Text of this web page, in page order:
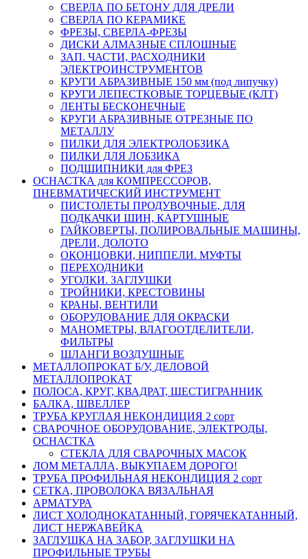
СВЕРЛА ПО БЕТОНУ ДЛЯ ДРЕЛИ
СВЕРЛА ПО КЕРАМИКЕ
ФРЕЗЫ, СВЕРЛА-ФРЕЗЫ
ДИСКИ АЛМАЗНЫЕ СПЛОШНЫЕ
ЗАП. ЧАСТИ, РАСХОДНИКИ
ЭЛЕКТРОИНСТРУМЕНТОВ
КРУГИ АБРАЗИВНЫЕ 150 мм (под липучку)
КРУГИ ЛЕПЕСТКОВЫЕ ТОРЦЕВЫЕ (КЛТ)
ЛЕНТЫ БЕСКОНЕЧНЫЕ
КРУГИ АБРАЗИВНЫЕ ОТРЕЗНЫЕ ПО
МЕТАЛЛУ
ПИЛКИ ДЛЯ ЭЛЕКТРОЛОБЗИКА
ПИЛКИ ДЛЯ ЛОБЗИКА
ПОДШИПНИКИ для ФРЕЗ
ОСНАСТКА для КОМПРЕССОРОВ,
ПНЕВМАТИЧЕСКИЙ ИНСТРУМЕНТ
ПИСТОЛЕТЫ ПРОДУВОЧНЫЕ, ДЛЯ
ПОДКАЧКИ ШИН, КАРТУШНЫЕ
ГАЙКОВЕРТЫ, ПОЛИРОВАЛЬНЫЕ МАШИНЫ,
ДРЕЛИ, ДОЛОТО
ОКОНЦОВКИ, НИППЕЛИ. МУФТЫ
ПЕРЕХОДНИКИ
УГОЛКИ. ЗАГЛУШКИ
ТРОЙНИКИ, КРЕСТОВИНЫ
КРАНЫ, ВЕНТИЛИ
ОБОРУДОВАНИЕ ДЛЯ ОКРАСКИ
МАНОМЕТРЫ, ВЛАГООТДЕЛИТЕЛИ,
ФИЛЬТРЫ
ШЛАНГИ ВОЗДУШНЫЕ
МЕТАЛЛОПРОКАТ Б/У, ДЕЛОВОЙ
МЕТАЛЛОПРОКАТ
ПОЛОСА, КРУГ, КВАДРАТ, ШЕСТИГРАННИК
БАЛКА, ШВЕЛЛЕР
ТРУБА КРУГЛАЯ НЕКОНДИЦИЯ 2 сорт
СВАРОЧНОЕ ОБОРУДОВАНИЕ, ЭЛЕКТРОДЫ,
ОСНАСТКА
СТЕКЛА ДЛЯ СВАРОЧНЫХ МАСОК
ЛОМ МЕТАЛЛА, ВЫКУПАЕМ ДОРОГО!
ТРУБА ПРОФИЛЬНАЯ НЕКОНДИЦИЯ 2 сорт
СЕТКА, ПРОВОЛОКА ВЯЗАЛЬНАЯ
АРМАТУРА
ЛИСТ ХОЛОДНОКАТАННЫЙ, ГОРЯЧЕКАТАННЫЙ,
ЛИСТ НЕРЖАВЕЙКА
ЗАГЛУШКА НА ЗАБОР, ЗАГЛУШКИ НА
ПРОФИЛЬНЫЕ ТРУБЫ